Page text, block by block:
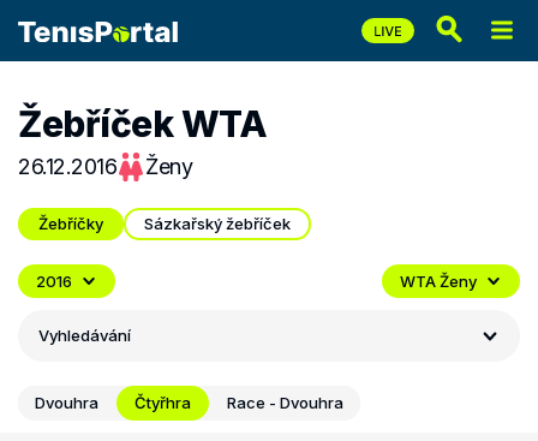
Žebříček WTA
26.12.2016 Ženy
Žebříčky Sázkařský žebříček
2016 WTA Ženy
Vyhledávání
Dvouhra Čtyřhra Race - Dvouhra